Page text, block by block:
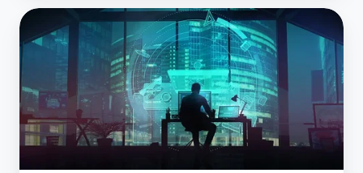
Azure
Virtual
Desktop
Report:
Überblick
für
dich